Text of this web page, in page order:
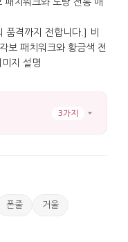
3가지
폰줄 거울